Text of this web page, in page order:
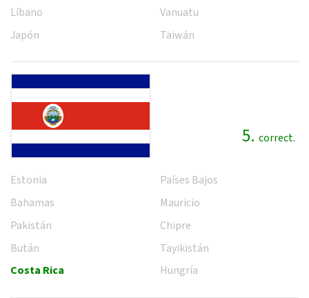
Líbano
Japón
Vanuatu
Taiwán
5. correct.
Estonia
Bahamas
Pakistán
Bután
Costa Rica
Países Bajos
Mauricio
Chipre
Tayikistán
Hungría